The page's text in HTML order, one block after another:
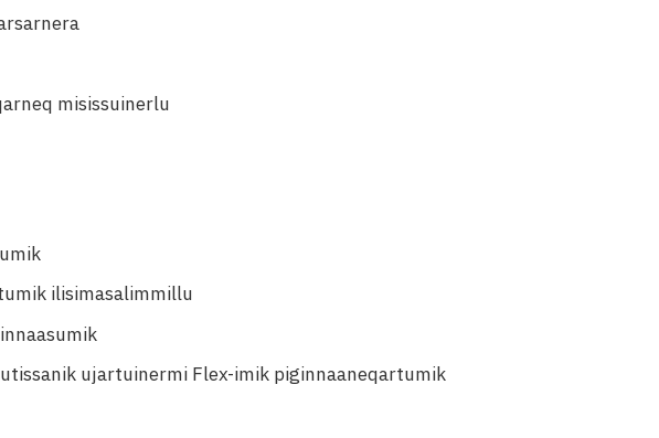
misissuinerlu
ilisimasalimmillu
ujartuinermi Flex-imik piginnaaneqartumik